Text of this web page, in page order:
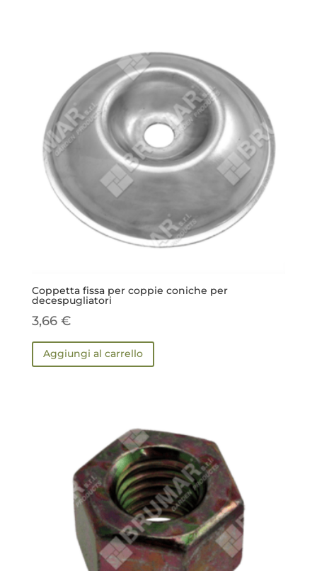
Coppetta fissa per coppie coniche per
decespugliatori
3,66 €
Aggiungi al carrello